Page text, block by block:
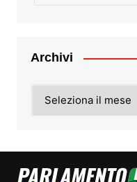
Archivi